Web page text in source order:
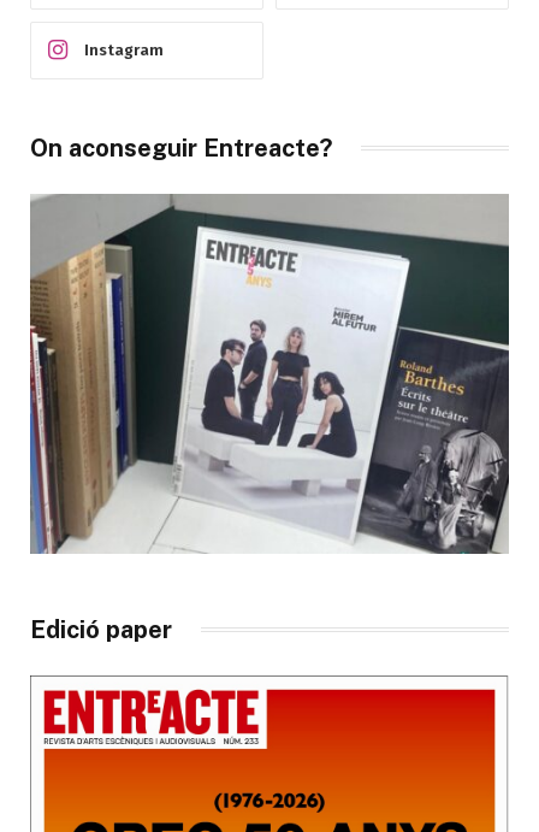
Instagram
On aconseguir Entreacte?
Edició paper